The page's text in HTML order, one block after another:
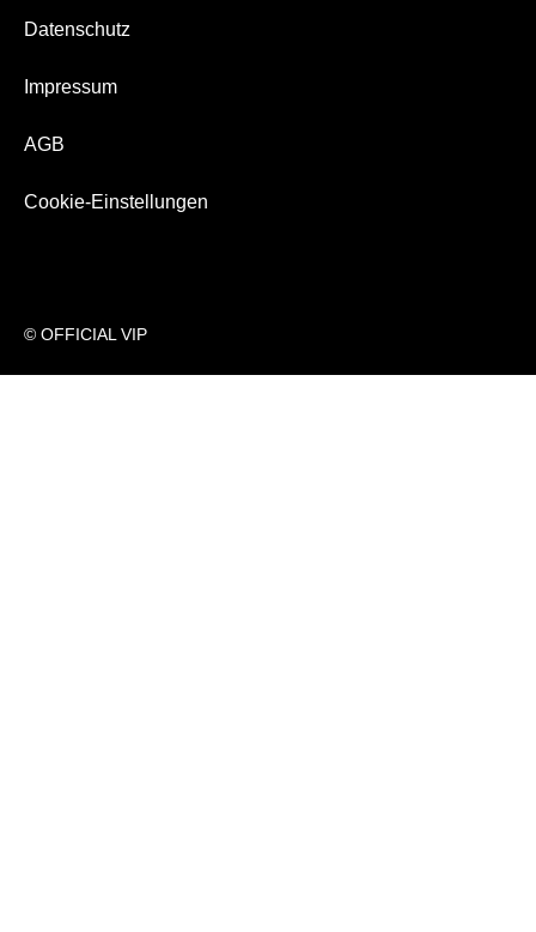
© OFFICIAL VIP
Datenschutz
Impressum
AGB
Cookie-Einstellungen